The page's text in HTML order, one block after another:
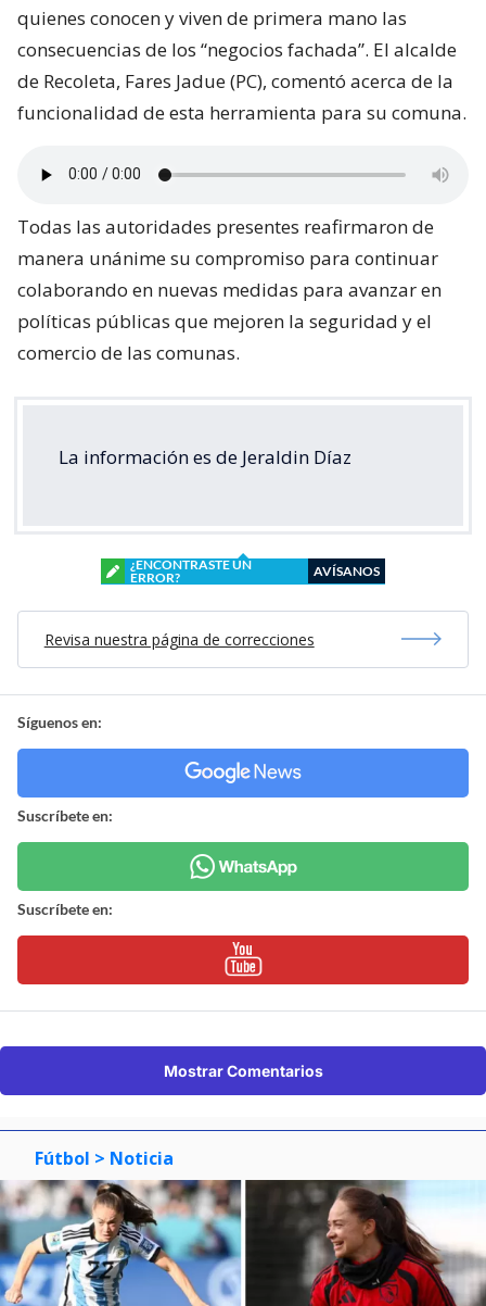
quienes conocen y viven de primera mano las
consecuencias de los “negocios fachada”. El alcalde
de Recoleta, Fares Jadue (PC), comentó acerca de la
funcionalidad de esta herramienta para su comuna.
Todas las autoridades presentes reafirmaron de
manera unánime su compromiso para continuar
colaborando en nuevas medidas para avanzar en
políticas públicas que mejoren la seguridad y el
comercio de las comunas.
La información es de Jeraldin Díaz
¿ENCONTRASTE UN
ERROR?
AVÍSANOS
Revisa nuestra página de correcciones
Síguenos en:
Suscríbete en:
Suscríbete en:
Mostrar Comentarios
Fútbol > Noticia